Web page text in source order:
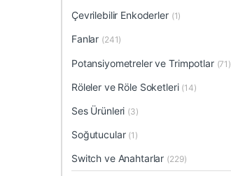
Çevrilebilir Enkoderler (1)
Fanlar (241)
Potansiyometreler ve Trimpotlar (71)
Röleler ve Röle Soketleri (14)
Ses Ürünleri (3)
Soğutucular (1)
Switch ve Anahtarlar (229)